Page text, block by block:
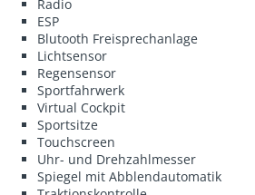
Radio
ESP
Blutooth Freisprechanlage
Lichtsensor
Regensensor
Sportfahrwerk
Virtual Cockpit
Sportsitze
Touchscreen
Uhr- und Drehzahlmesser
Spiegel mit Abblendautomatik